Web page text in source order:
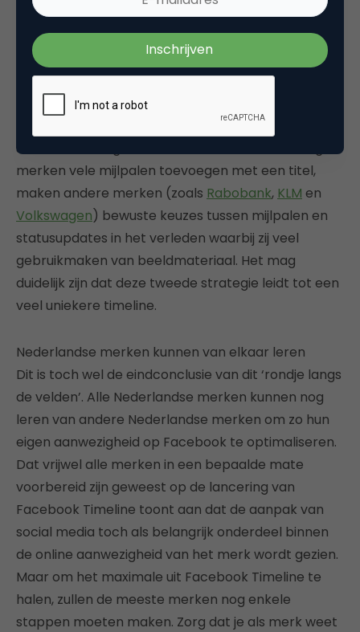
in één keer vult en dit publiceert in de newsfeed
van je fans, niet gewaardeerd wordt. Dit leidde tot
een groot aantal negatieve reacties op de
De kwaliteit van de gevulde berichten verschilt
sterk onder de gevonden merken. Waar sommige
merken vele mijlpalen toevoegen met een titel,
maken andere merken (zoals Rabobank, KLM en
Volkswagen) bewuste keuzes tussen mijlpalen en
statusupdates in het verleden waarbij zij veel
gebruikmaken van beeldmateriaal. Het mag
duidelijk zijn dat deze tweede strategie leidt tot een
veel uniekere timeline.
Nederlandse merken kunnen van elkaar leren
Dit is toch wel de eindconclusie van dit ‘rondje langs
de velden’. Alle Nederlandse merken kunnen nog
leren van andere Nederlandse merken om zo hun
eigen aanwezigheid op Facebook te optimaliseren.
Dat vrijwel alle merken in een bepaalde mate
voorbereid zijn geweest op de lancering van
Facebook Timeline toont aan dat de aanpak van
social media toch als belangrijk onderdeel binnen
de online aanwezigheid van het merk wordt gezien.
Maar om het maximale uit Facebook Timeline te
halen, zullen de meeste merken nog enkele
stappen moeten maken. Zorg dat je als merk weet